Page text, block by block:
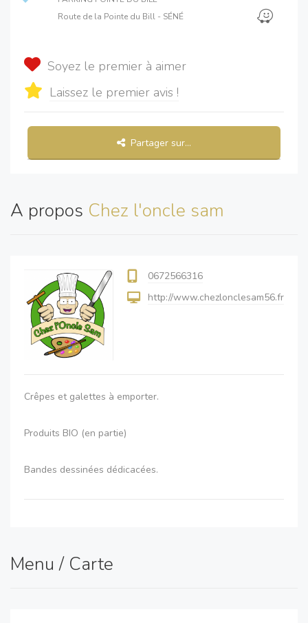
Route de la Pointe du Bill - SÉNÉ
Soyez le premier à aimer
Laissez le premier avis !
Partager sur...
A propos Chez l'oncle sam
0672566316
http://www.chezlonclesam56.fr
Crêpes et galettes à emporter.
Produits BIO (en partie)
Bandes dessinées dédicacées.
Menu / Carte